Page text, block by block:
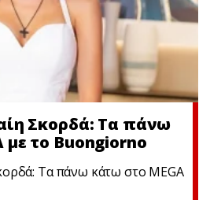
Σκορδά: Τα πάνω
με το Buongiorno
Τα πάνω κάτω στο MEGA